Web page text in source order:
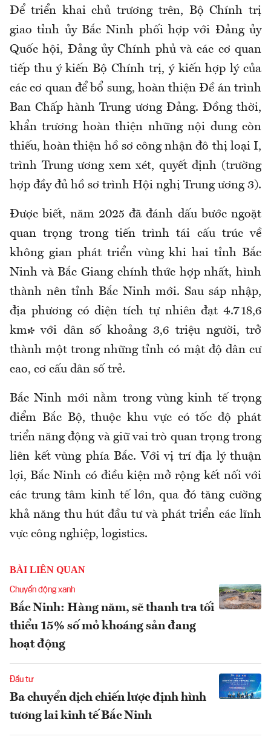
Để triển khai chủ trương trên, Bộ Chính trị
giao tỉnh ủy Bắc Ninh phối hợp với Đảng ủy
Quốc hội, Đảng ủy Chính phủ và các cơ quan
tiếp thu ý kiến Bộ Chính trị, ý kiến hợp lý của
các cơ quan để bổ sung, hoàn thiện Đề án trình
Ban Chấp hành Trung ương Đảng. Đồng thời,
khẩn trương hoàn thiện những nội dung còn
thiếu, hoàn thiện hồ sơ công nhận đô thị loại I,
trình Trung ương xem xét, quyết định (trường
hợp đầy đủ hồ sơ trình Hội nghị Trung ương 3).
Được biết, năm 2025 đã đánh dấu bước ngoặt
quan trọng trong tiến trình tái cấu trúcvề
không gian phát triển vùng khi hai tỉnh Bắc
Ninh và Bắc Giang chính thức hợp nhất, hình
thành nên tỉnh Bắc Ninh mới. Sau sáp nhập,
địa phương có diện tích tự nhiên đạt 4.718,6
km² với dân số khoảng 3,6 triệu người, trở
thành một trong những tỉnh có mật độ dân cư
cao, cơ cấu dân số trẻ.
Bắc Ninh mới nằm trong vùng kinh tế trọng
điểm Bắc Bộ, thuộc khu vực có tốc độ phát
triển năng động và giữ vai trò quan trọng trong
liên kết vùng phía Bắc. Với vị trí địa lý thuận
lợi, Bắc Ninh có điều kiện mở rộng kết nối với
các trung tâm kinh tế lớn, qua đó tăng cường
khả năng thu hút đầu tư và phát triển các lĩnh
vực công nghiệp, logistics.
BÀI LIÊN QUAN
Chuyển động xanh
Bắc Ninh: Hàng năm, sẽ thanh tra tối
thiểu 15% số mỏ khoáng sản đang
hoạt động
Đầu tư
Ba chuyển dịch chiến lược định hình
tương lai kinh tế Bắc Ninh